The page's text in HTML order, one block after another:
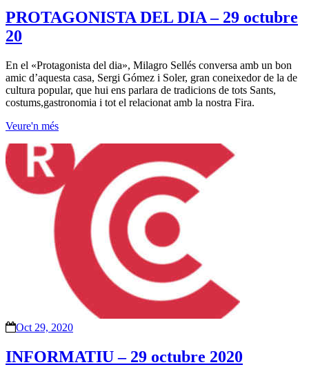
PROTAGONISTA DEL DIA – 29 octubre
20
En el «Protagonista del dia», Milagro Sellés conversa amb un bon
amic d’aquesta casa, Sergi Gómez i Soler, gran coneixedor de la de
cultura popular, que hui ens parlara de tradicions de tots Sants,
costums,gastronomia i tot el relacionat amb la nostra Fira.
Veure'n més
Oct 29, 2020
INFORMATIU – 29 octubre 2020